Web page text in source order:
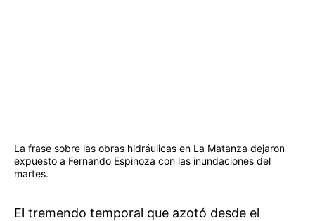
La frase sobre las obras hidráulicas en La Matanza dejaron
expuesto a Fernando Espinoza con las inundaciones del
martes.
El tremendo temporal que azotó desde el